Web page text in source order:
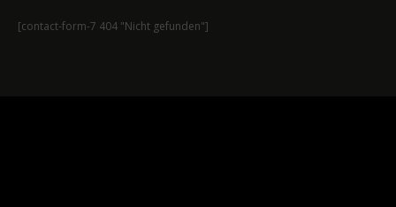
[contact-form-7 404 "Nicht gefunden"]